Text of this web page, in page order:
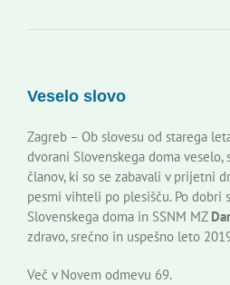
Kontakti
Novi odmev – naše glasilo
Veselo slovo
Zagreb – Ob slovesu od starega
dvorani Slovenskega doma
članov, ki so se zabavali v prijetni
pesmi vihteli po plesišču. Po dobri
Slovenskega doma in SSNM MZ
zdravo, srečno in uspešno leto
Več v Novem odmevu 69.